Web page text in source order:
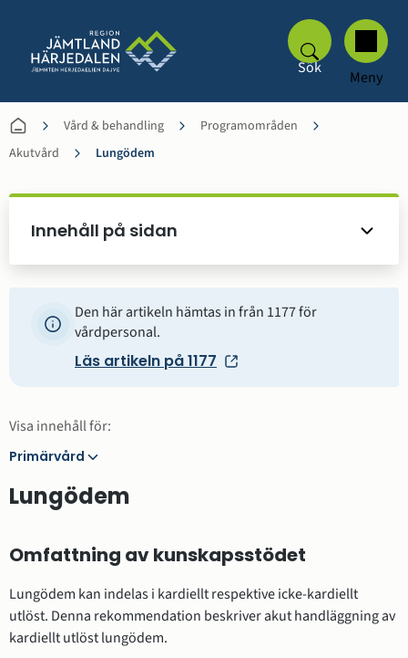
Sök Meny
Vård & behandling
Programområden
Akutvård
Lungödem
Innehåll på sidan
Den här artikeln hämtas in från 1177 för
vårdpersonal.
Läs artikeln på 1177
Visa innehåll för:
Primärvård
Primärvård
Lungödem
Omfattning av kunskapsstödet
Lungödem kan indelas i kardiellt respektive icke-kardiellt
utlöst. Denna rekommendation beskriver akut handläggning av
kardiellt utlöst lungödem.